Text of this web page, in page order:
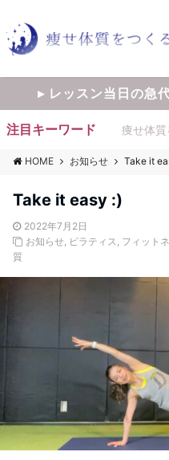
▸ レッスン当日の急
注目キーワード 痩せ体
HOME お知らせ Take it
Take it easy :)
2022年7月2日
お知らせ, ピラティス, フィット
質